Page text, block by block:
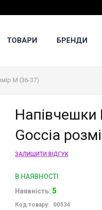
ТОВАРИ БРЕНДИ
M (36-37)
Goccia
ЗАЛИШИТИ ВІДГУК
В НАЯВНОСТІ
Наявність: 5
Код товару: 00534